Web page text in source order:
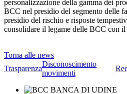
personalizzazione della gamma dei
BCC nel presidio del segmento delle
presidio del rischio e risposte
consolidare il legame delle BCC con
Torna alle news
Trasparenza
Disconoscimento
movimenti